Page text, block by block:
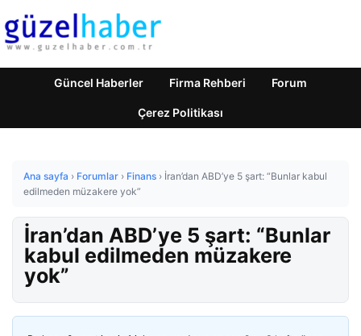
Güncel Haberler Firma Rehberi Forum
Çerez Politikası
Ana sayfa › Forumlar › Finans › İran’dan ABD’ye 5 şart: “Bunlar kabul
edilmeden müzakere yok”
İran’dan ABD’ye 5 şart: “Bunlar
kabul edilmeden müzakere
yok”